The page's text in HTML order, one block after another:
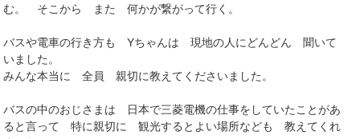
む。 そこから また 何かが繋がって行く。
バスや電車の行き方も Yちゃんは 現地の人にどんどん 聞いて
いました。
みんな本当に 全員 親切に教えてくださいました。
バスの中のおじさまは 日本で三菱電機の仕事をしていたことがあ
ると言って 特に親切に 観光するとよい場所なども 教えてくれ